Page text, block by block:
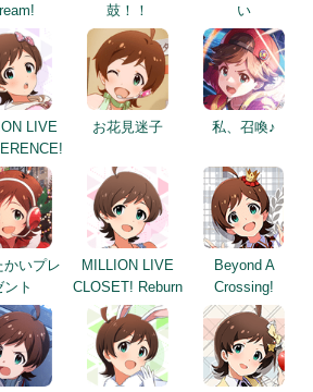
鼓！！
い
LIVE
お花見迷子 私、召喚♪
かいプレ
ント
MILLION LIVE
CLOSET! Reburn
Beyond A
Crossing!